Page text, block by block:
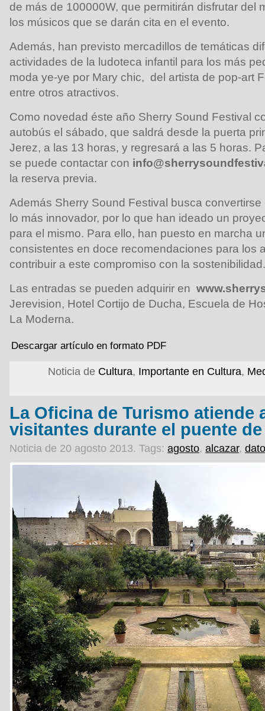
de más de 100000W, que permitirán disfrutar del
los músicos que se darán cita en el evento.
Además, han previsto mercadillos de temáticas
actividades de la ludoteca infantil para los más
moda ye-ye por Mary chic, del artista de pop-art
entre otros atractivos.
Como novedad éste año Sherry Sound Festival
autobús el sábado, que saldrá desde la puerta
Jerez, a las 13 horas, y regresará a las 5 horas.
se puede contactar con
la reserva previa.
Además Sherry Sound Festival busca
lo más innovador, por lo que han ideado un
para el mismo. Para ello, han puesto en marcha
consistentes en doce recomendaciones para los
contribuir a este compromiso con la sostenibilidad.
Las entradas se pueden adquirir en
Jerevision, Hotel Cortijo de Ducha, Escuela de
La Moderna.
Descargar artículo en formato PDF
Noticia de Cultura, Importante en Cultura,
La Oficina de Turismo atiende
visitantes durante el puente
Noticia de 20 agosto 2013. Tags: agosto, alcazar,